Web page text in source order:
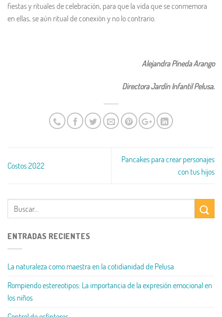
fiestas y rituales de celebración, para que la vida que se conmemora
en ellas, se aún ritual de conexión y no lo contrario.
Alejandra Pineda Arango
Directora Jardín Infantil Pelusa.
Costos 2022
Pancakes para crear personajes
con tus hijos
ENTRADAS RECIENTES
La naturaleza como maestra en la cotidianidad de Pelusa
Rompiendo estereotipos: La importancia de la expresión emocional en
los niños